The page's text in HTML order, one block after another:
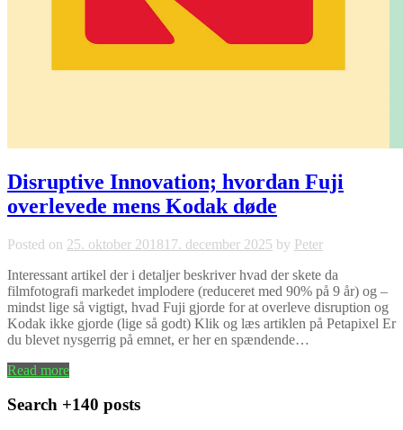
Disruptive Innovation; hvordan Fuji
overlevede mens Kodak døde
Posted on 25. oktober 201817. december 2025 by Peter
Interessant artikel der i detaljer beskriver hvad der skete da
filmfotografi markedet implodere (reduceret med 90% på 9 år) og –
mindst lige så vigtigt, hvad Fuji gjorde for at overleve disruption og
Kodak ikke gjorde (lige så godt) Klik og læs artiklen på Petapixel Er
du blevet nysgerrig på emnet, er her en spændende…
Read more
Search +140 posts